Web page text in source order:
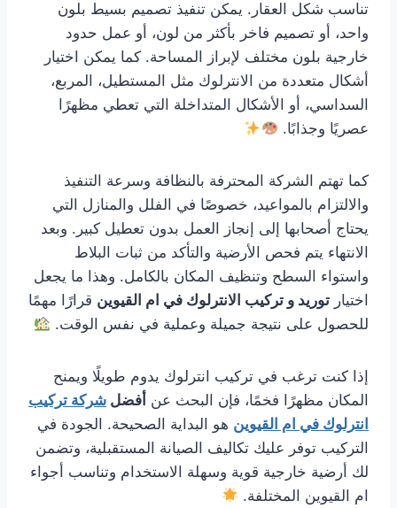
تناسب شكل العقار. يمكن تنفيذ تصميم بسيط بلون
واحد، أو تصميم فاخر بأكثر من لون، أو عمل حدود
خارجية بلون مختلف لإبراز المساحة. كما يمكن اختيار
أشكال متعددة من الانترلوك مثل المستطيل، المربع،
السداسي، أو الأشكال المتداخلة التي تعطي مظهرًا
عصريًا وجذابًا.
كما تهتم الشركة المحترفة بالنظافة وسرعة التنفيذ
والالتزام بالمواعيد، خصوصًا في الفلل والمنازل التي
يحتاج أصحابها إلى إنجاز العمل بدون تعطيل كبير. وبعد
الانتهاء يتم فحص الأرضية والتأكد من ثبات البلاط
واستواء السطح وتنظيف المكان بالكامل. وهذا ما يجعل
اختيار توريد و تركيب الانترلوك في ام القيوين قرارًا مهمًا
للحصول على نتيجة جميلة وعملية في نفس الوقت.
إذا كنت ترغب في تركيب انترلوك يدوم طويلًا ويمنح
المكان مظهرًا فخمًا، فإن البحث عن أفضل شركة تركيب
انترلوك في ام القيوين هو البداية الصحيحة. الجودة في
التركيب توفر عليك تكاليف الصيانة المستقبلية، وتضمن
لك أرضية خارجية قوية وسهلة الاستخدام وتناسب أجواء
ام القيوين المختلفة.